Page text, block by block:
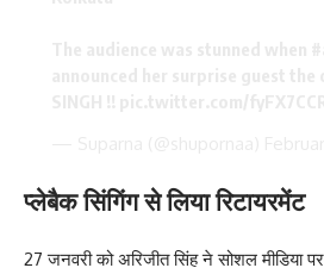
प्लेबैक सिंगिंग से लिया रिटायरमेंट
27 जनवरी को अरिजीत सिंह ने सोशल मीडिया